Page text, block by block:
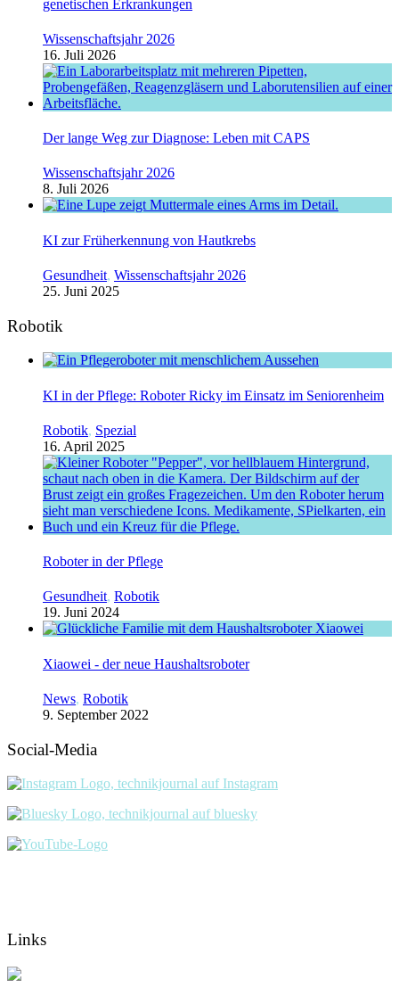
genetischen Erkrankungen
Wissenschaftsjahr 2026
16. Juli 2026
Der lange Weg zur Diagnose: Leben mit CAPS
Wissenschaftsjahr 2026
8. Juli 2026
KI zur Früherkennung von Hautkrebs
Gesundheit, Wissenschaftsjahr 2026
25. Juni 2025
Robotik
KI in der Pflege: Roboter Ricky im Einsatz im Seniorenheim
Robotik, Spezial
16. April 2025
Roboter in der Pflege
Gesundheit, Robotik
19. Juni 2024
Xiaowei - der neue Haushaltsroboter
News, Robotik
9. September 2022
Social-Media
Links